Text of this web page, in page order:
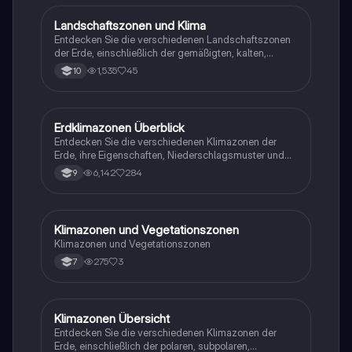
der Sonnenstrahlen auf die Erdoberfläche.
Geographie/Erdkunde
Landschaftszonen und Klima
Entdecken Sie die verschiedenen Landschaftszonen
der Erde, einschließlich der gemäßigten, kalten,
subtropischen und tropischen Zonen. Diese
Zusammenfassung behandelt die klimatischen
Umweltwissenschaften.
10 1,535 45
Geographie/Erdkunde
Erdklimazonen Überblick
Entdecken Sie die verschiedenen Klimazonen der
Erde, ihre Eigenschaften, Niederschlagsmuster und
die vorherrschenden Luftmassen. Diese
Zusammenfassung bietet einen klaren Überblick über
9 6,142 284
Geographie/Erdkunde
Klimazonen und Vegetationszonen
Klimazonen und Vegetationszonen
7 275 3
Geographie/Erdkunde
Klimazonen Übersicht
Entdecken Sie die verschiedenen Klimazonen der
Erde, einschließlich der polaren, subpolaren,